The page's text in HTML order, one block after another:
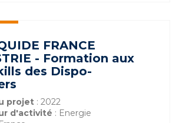
FRANCE
- Formation aux
des Dispo-
projet : 2022
d'activité : Energie